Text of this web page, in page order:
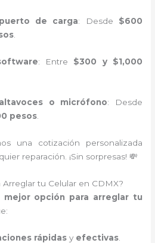
de carga: Desde $600
.
: Entre $300 y $1,000
o micrófono: Desde
pesos
una cotización personalizada
reparación. ¡Sin sorpresas! 💸
tu Celular en CDMX?
mejor opción para arreglar tu
rápidas y efectivas